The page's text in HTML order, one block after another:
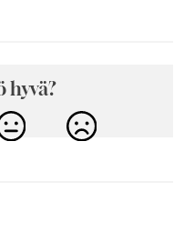
hyvä?